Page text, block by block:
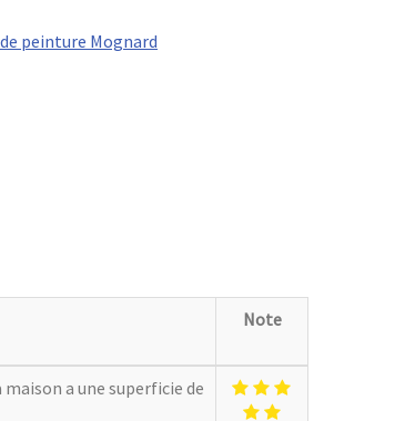
peinture Mognard
Note
maison a une superficie de